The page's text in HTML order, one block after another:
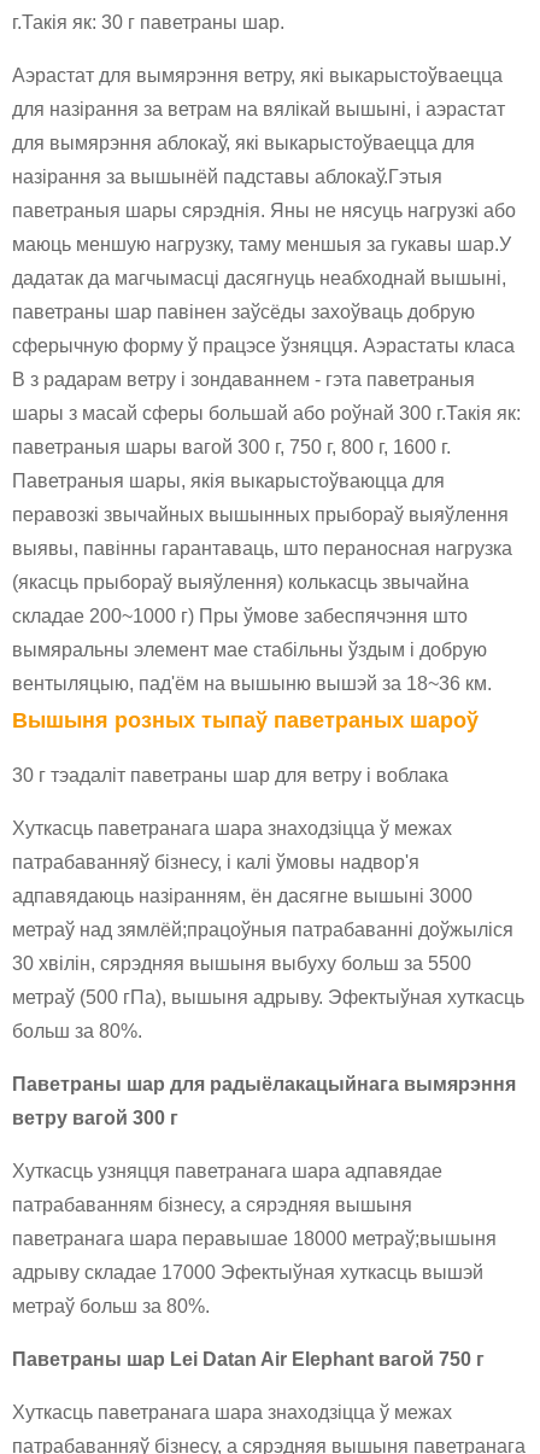
г.Такія як: 30 г паветраны шар.
Аэрастат для вымярэння ветру, які выкарыстоўваецца
для назірання за ветрам на вялікай вышыні, і аэрастат
для вымярэння аблокаў, які выкарыстоўваецца для
назірання за вышынёй падставы аблокаў.Гэтыя
паветраныя шары сярэднія. Яны не нясуць нагрузкі або
маюць меншую нагрузку, таму меншыя за гукавы шар.У
дадатак да магчымасці дасягнуць неабходнай вышыні,
паветраны шар павінен заўсёды захоўваць добрую
сферычную форму ў працэсе ўзняцця. Аэрастаты класа
B з радарам ветру і зондаваннем - гэта паветраныя
шары з масай сферы большай або роўнай 300 г.Такія як:
паветраныя шары вагой 300 г, 750 г, 800 г, 1600 г.
Паветраныя шары, якія выкарыстоўваюцца для
перавозкі звычайных вышынных прыбораў выяўлення
выявы, павінны гарантаваць, што пераносная нагрузка
(якасць прыбораў выяўлення) колькасць звычайна
складае 200~1000 г) Пры ўмове забеспячэння што
вымяральны элемент мае стабільны ўздым і добрую
вентыляцыю, пад'ём на вышыню вышэй за 18~36 км.
Вышыня розных тыпаў паветраных шароў
30 г тэадаліт паветраны шар для ветру і воблака
Хуткасць паветранага шара знаходзіцца ў межах
патрабаванняў бізнесу, і калі ўмовы надвор'я
адпавядаюць назіранням, ён дасягне вышыні 3000
метраў над зямлёй;працоўныя патрабаванні доўжыліся
30 хвілін, сярэдняя вышыня выбуху больш за 5500
метраў (500 гПа), вышыня адрыву. Эфектыўная хуткасць
больш за 80%.
Паветраны шар для радыёлакацыйнага вымярэння
ветру вагой 300 г
Хуткасць узняцця паветранага шара адпавядае
патрабаванням бізнесу, а сярэдняя вышыня
паветранага шара перавышае 18000 метраў;вышыня
адрыву складае 17000 Эфектыўная хуткасць вышэй
метраў больш за 80%.
Паветраны шар Lei Datan Air Elephant вагой 750 г
Хуткасць паветранага шара знаходзіцца ў межах
патрабаванняў бізнесу, а сярэдняя вышыня паветранага